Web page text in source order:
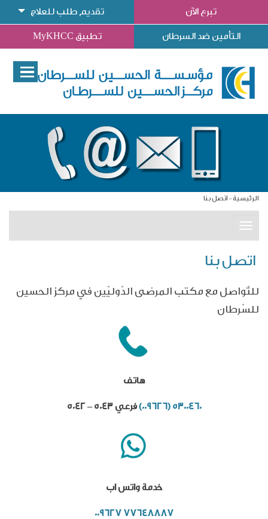
تبرع الآن تقديم طلب للعلاج
التأمين ضد السرطان تطبيق MyKHCC
الرئيسية اتصل بنا
اتصل بنا
للتّواصل مع مكتب المرضى الدّوليّين في مركز الحسين
للسّرطان
هاتف
5300460 (009626) فرعي 5043 – 5042
خدمة واتس اب
77648887 009627